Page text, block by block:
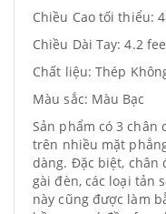
Chiều Cao tối thiểu:
Chiều Dài Tay: 4.2
Chất liệu: Thép
Màu sắc: Màu Bạc
Sản phẩm có 3 chân
trên nhiều mặt
dàng. Đặc biệt, chân
gài đèn, các loại tản
này cũng được làm